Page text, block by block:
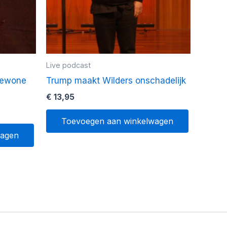
Live podcast
Trump maakt Wilders onschadelijk
€ 13,95
Toevoegen aan winkelwagen